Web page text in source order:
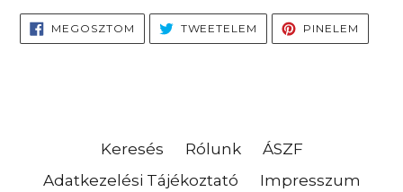
MEGOSZTOM MEGOSZTÁS
FACEBOOKON
TWEETELEM TWEETELÉS
TWITTEREN
PINELEM
Keresés Rólunk
ÁSZF
Adatkezelési Tájékoztató
Impresszum